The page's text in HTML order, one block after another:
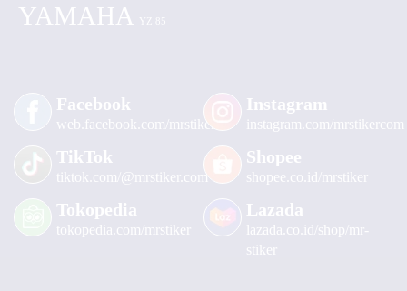
YAMAHA YZ 85
Facebook
web.facebook.com/mrstiker
Instagram
instagram.com/mrstikercom
TikTok
tiktok.com/@mrstiker.com
Shopee
shopee.co.id/mrstiker
Tokopedia
tokopedia.com/mrstiker
Lazada
lazada.co.id/shop/mr-
stiker